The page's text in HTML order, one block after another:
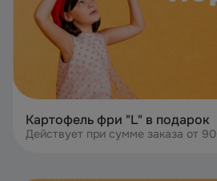
Картофель фри "L" в подарок
Действует при сумме заказа от